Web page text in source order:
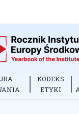
KODEKS
ETYKI